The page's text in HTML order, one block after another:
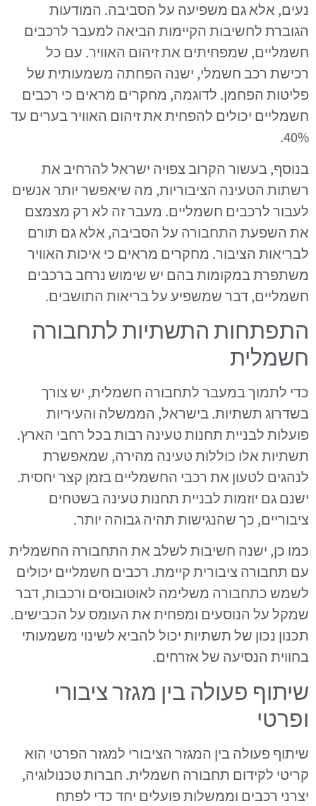
נעים, אלא גם משפיעה על הסביבה. המודעות
הגוברת לחשיבות הקיימות הביאה למעבר לרכבים
חשמליים, שמפחיתים את זיהום האוויר. עם כל
רכישת רכב חשמלי, ישנה הפחתה משמעותית של
פליטות הפחמן. לדוגמה, מחקרים מראים כי רכבים
חשמליים יכולים להפחית את זיהום האוויר בערים עד
40%.
בנוסף, בעשור הקרוב צפויה ישראל להרחיב את
רשתות הטעינה הציבוריות, מה שיאפשר יותר אנשים
לעבור לרכבים חשמליים. מעבר זה לא רק מצמצם
את השפעת התחבורה על הסביבה, אלא גם תורם
לבריאות הציבור. מחקרים מראים כי איכות האוויר
משתפרת במקומות בהם יש שימוש נרחב ברכבים
חשמליים, דבר שמשפיע על בריאות התושבים.
התפתחות התשתיות לתחבורה
חשמלית
כדי לתמוך במעבר לתחבורה חשמלית, יש צורך
בשדרוג תשתיות. בישראל, הממשלה והעיריות
פועלות לבניית תחנות טעינה רבות בכל רחבי הארץ.
תשתיות אלו כוללות טעינה מהירה, שמאפשרת
לנהגים לטעון את רכבי החשמליים בזמן קצר יחסית.
ישנם גם יוזמות לבניית תחנות טעינה בשטחים
ציבוריים, כך שהנגישות תהיה גבוהה יותר.
כמו כן, ישנה חשיבות לשלב את התחבורה החשמלית
עם תחבורה ציבורית קיימת. רכבים חשמליים יכולים
לשמש כתחבורה משלימה לאוטובוסים ורכבות, דבר
שמקל על הנוסעים ומפחית את העומס על הכבישים.
תכנון נכון של תשתיות יכול להביא לשינוי משמעותי
בחווית הנסיעה של אזרחים.
שיתוף פעולה בין מגזר ציבורי
ופרטי
שיתוף פעולה בין המגזר הציבורי למגזר הפרטי הוא
קריטי לקידום תחבורה חשמלית. חברות טכנולוגיה,
יצרני רכבים וממשלות פועלים יחד כדי לפתח